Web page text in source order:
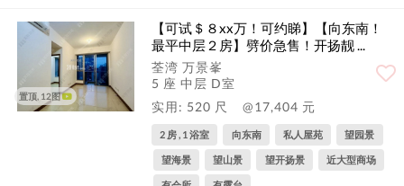
置顶, 12图
【可试＄８xx万！可约睇】【向东南！
最平中层２房】劈价急售！开扬靓 ...
荃湾 万景峯
5 座 中层 D室
实用: 520 尺
@17,404 元
2 房 , 1 浴室 向东南 私人屋苑 望园景
望海景 望山景 望开扬景 近大型商场